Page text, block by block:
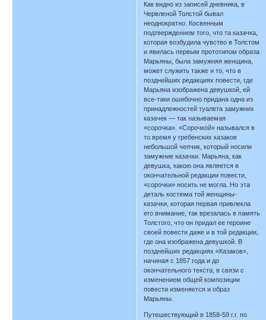
Как видно из записей дневника, в
Червленой Толстой бывал
неоднократно. Косвенным
подтверждением того, что та казачка,
которая возбудила чувство в Толстом
и явилась первым прототипом образа
Марьяны, была замужняя женщина,
может служить также и то, что в
позднейших редакциях повести, где
Марьяна изображена девушкой, ей
все-таки ошибочно придана одна из
принадлежностей туалета замужних
казачек — так называемая
«сорочка». «Сорочкой» назывался в
то время у гребенских казаков
небольшой чепчик, который носили
замужние казачки. Марьяна, как
девушка, какою она является в
окончательной редакции повести,
«сорочки» носить не могла. Но эта
деталь костюма той женщины-
казачки, которая первая привлекла
его внимание, так врезалась в память
Толстого, что он придал ее героине
своей повести даже и в той редакции,
где она изображена девушкой. В
позднейших редакциях «Казаков»,
начиная с 1857 года и до
окончательного текста, в связи с
изменением общей композиции
повести изменяется и образ
Марьяны.
Путешествующий в 1858-59 г.г. по